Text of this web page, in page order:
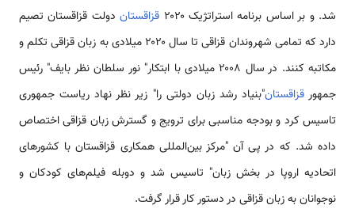
شد. و بر اساس برنامه استراتژیک ۲۰۲۰
قزاقستاندولت قزاقستان تصیم
دارد که تمامی شهروندان قزاقی تا سال ۲۰۲۰ میلادی به زبان قزاقی تکلم و
مکاتبه کنند. در سال ۲۰۰۸ میلادی با ابتکار" نور سلطان نظر بایف" رئیس
جمهورقزاقستان"بنیاد رشد زبان دولتی را" زیر نظر نهاد ریاست جمهوری
تاسیس کرد و بودجه مناسبی برای ترویج و گسترش زبان قزاقی اختصاص
داده شد. که در پی آن "مرکز بین‌المللی همکاری قزاقستان با کشورهای
اتحادیه اروپا در بخش زبان" تاسیس شد و دوبله فیلم‌های کودکان و
نوجوانان به زبان قزاقی در دستور کار قرار گرفت.